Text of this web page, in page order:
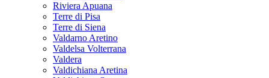
Riviera Apuana
Terre di Pisa
Terre di Siena
Valdarno Aretino
Valdelsa Volterrana
Valdera
Valdichiana Aretina